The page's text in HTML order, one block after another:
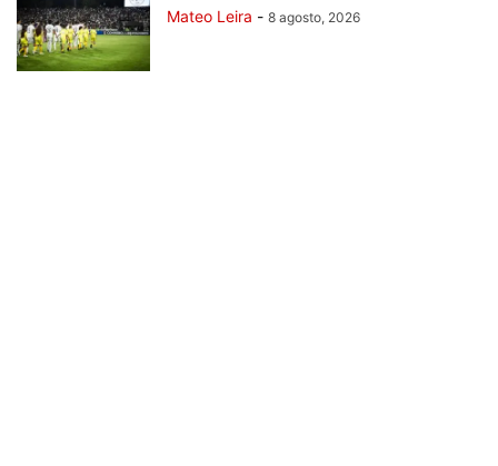
Mateo Leira - 8 agosto, 2026